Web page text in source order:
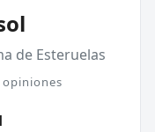
de Esteruelas